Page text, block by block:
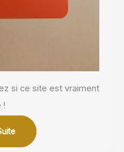
si ce site est vraiment
!